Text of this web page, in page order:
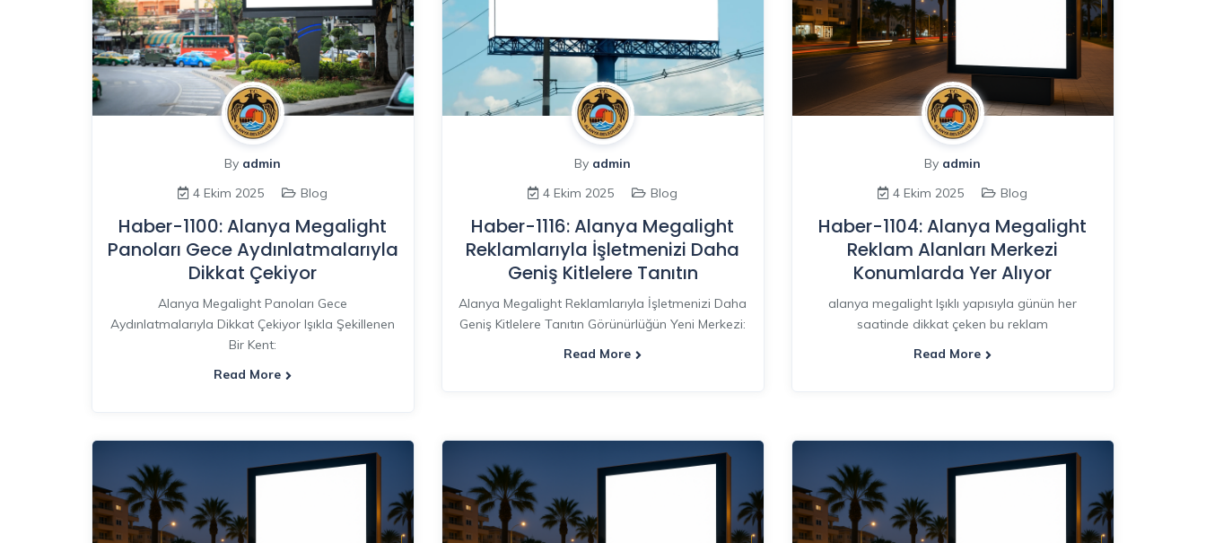
By admin
4 Ekim 2025
Blog
Haber-1100: Alanya Megalight
Panoları Gece Aydınlatmalarıyla
Dikkat Çekiyor
Alanya Megalight Panoları Gece
Aydınlatmalarıyla Dikkat Çekiyor Işıkla Şekillenen
Bir Kent:
Read More
By admin
4 Ekim 2025
Blog
Haber-1116: Alanya Megalight
Reklamlarıyla İşletmenizi Daha
Geniş Kitlelere Tanıtın
Alanya Megalight Reklamlarıyla İşletmenizi Daha
Geniş Kitlelere Tanıtın Görünürlüğün Yeni Merkezi:
Read More
By admin
4 Ekim 2025
Blog
Haber-1104: Alanya Megalight
Reklam Alanları Merkezi
Konumlarda Yer Alıyor
alanya megalight Işıklı yapısıyla günün her
saatinde dikkat çeken bu reklam
Read More